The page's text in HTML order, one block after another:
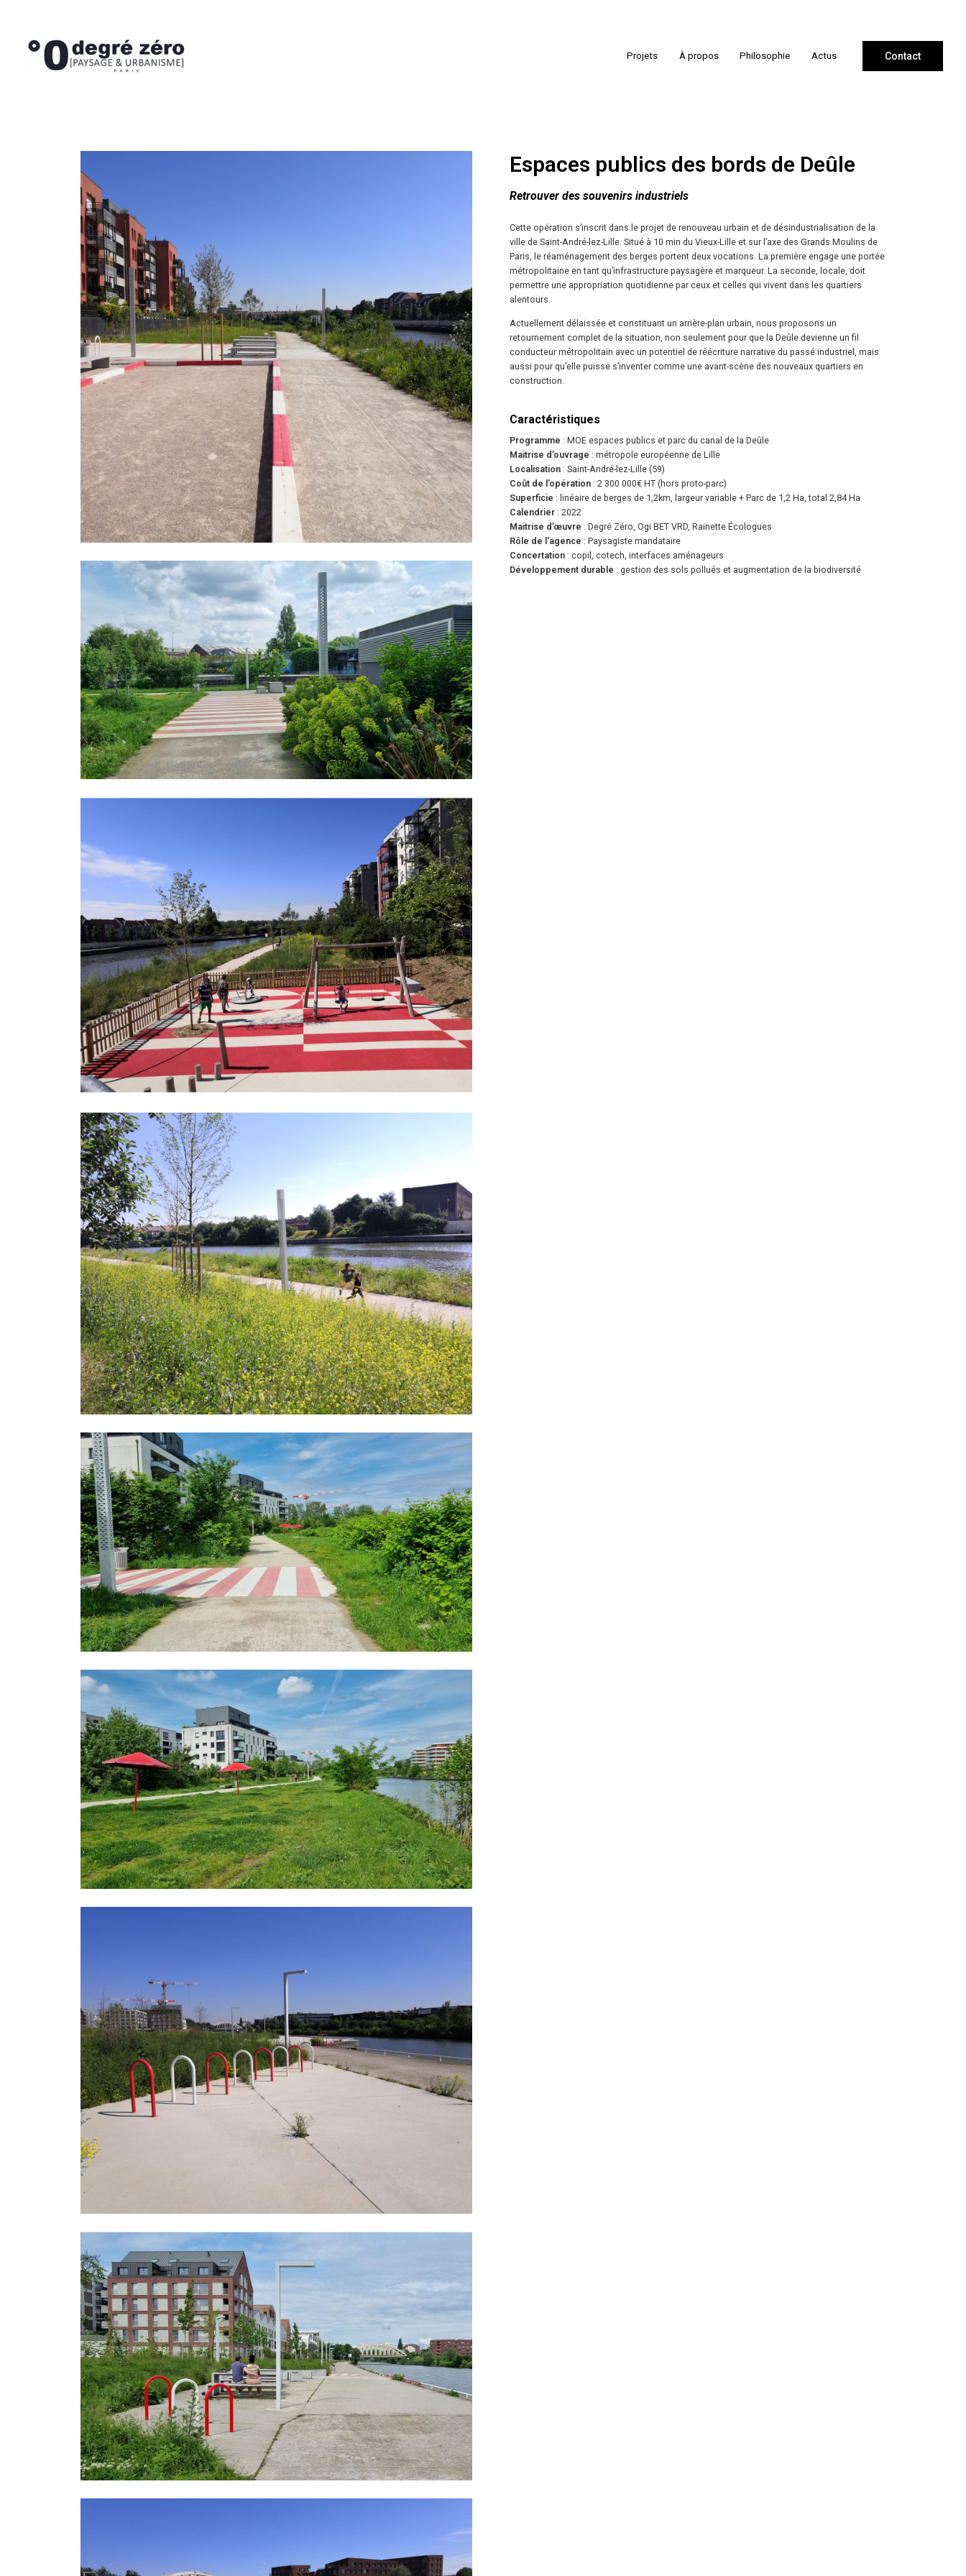
Projets À propos Philosophie Actus Contact
Espaces publics des bords de Deûle
Retrouver des souvenirs industriels
Cette opération s’inscrit dans le projet de renouveau urbain et de désindustrialisation de la
ville de Saint-André-lez-Lille. Situé à 10 min du Vieux-Lille et sur l’axe des Grands Moulins de
Paris, le réaménagement des berges portent deux vocations. La première engage une portée
métropolitaine en tant qu’infrastructure paysagère et marqueur. La seconde, locale, doit
permettre une appropriation quotidienne par ceux et celles qui vivent dans les quartiers
alentours.
Actuellement délaissée et constituant un arrière-plan urbain, nous proposons un
retournement complet de la situation, non seulement pour que la Deûle devienne un fil
conducteur métropolitain avec un potentiel de réécriture narrative du passé industriel, mais
aussi pour qu’elle puisse s’inventer comme une avant-scène des nouveaux quartiers en
construction.
Caractéristiques
Programme : MOE espaces publics et parc du canal de la Deûle
Maitrise d’ouvrage : métropole européenne de Lille
Localisation: Saint-André-lez-Lille (59)
Coût de l’opération: 2 300 000€ HT (hors proto-parc)
Superficie : linéaire de berges de 1,2km, largeur variable + Parc de 1,2 Ha, total 2,84 Ha
Calendrier: 2022
Maitrise d’œuvre : Degré Zéro, Ogi BET VRD, Rainette Écologues
Rôle de l'agence : Paysagiste mandataire
Concertation: copil, cotech, interfaces aménageurs
Développement durable : gestion des sols pollués et augmentation de la biodiversité